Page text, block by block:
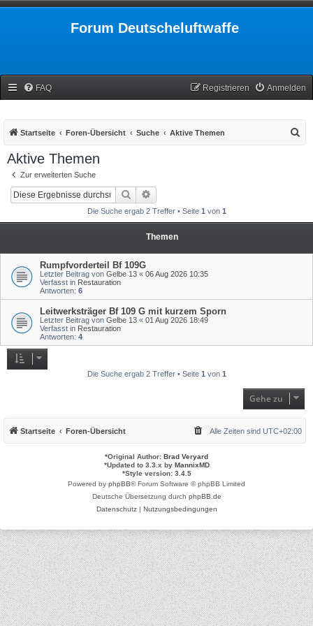
Forum Deutscheluftwaffe
FAQ Anmelden
Registrieren
Startseite Foren-Übersicht Suche Aktive Themen
Aktive Themen
Zur erweiterten Suche
Suche
Die Suche ergab 2 Treffer • Seite 1 von 1
Themen
Rumpfvorderteil Bf 109G
Letzter Beitrag von Gelbe 13 « 06 Aug 2026 10:35
Verfasst in Restauration
Antworten: 6
Leitwerksträger Bf 109 G mit kurzem Sporn
Letzter Beitrag von Gelbe 13 « 01 Aug 2026 18:49
Verfasst in Restauration
Antworten: 4
Die Suche ergab 2 Treffer • Seite 1 von 1
Gehe zu
Startseite Foren-Übersicht Alle Zeiten sind UTC+02:00
*Original Author: Brad Veryard
*Updated to 3.3.x by MannixMD
*Style version: 3.4.5
Powered by phpBB® Forum Software © phpBB Limited
Deutsche Übersetzung durch phpBB.de
Datenschutz| Nutzungsbedingungen